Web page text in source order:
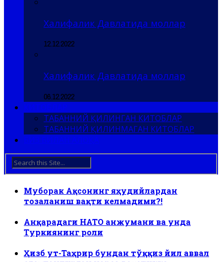
Халифалик Давлатида моллар
12.12.2022
Халифалик Давлатида моллар
06.12.2022
ТАБАННИЙ ҚИЛИНГАН КИТОБЛАР
ТАБАННИЙ ҚИЛИНМАГАН КИТОБЛАР
Муборак Ақсонинг яҳудийлардан
тозаланиш вақти келмадими?!
Анқарадаги НАТО анжумани ва унда
Туркиянинг роли
Ҳизб ут-Таҳрир бундан тўққиз йил аввал